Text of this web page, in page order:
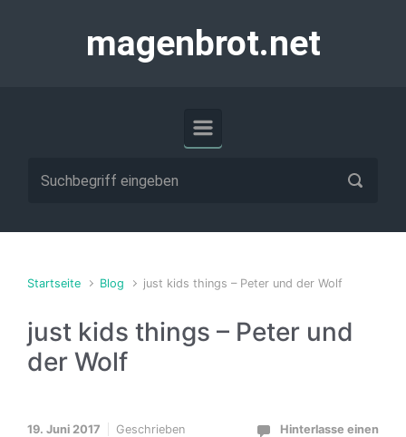
magenbrot.net
Startseite Blog just kids things – Peter und der Wolf
just kids things – Peter und
der Wolf
19. Juni 2017
Geschrieben
Hinterlasse einen